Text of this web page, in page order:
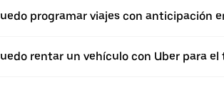
programar viajes con anticipación
rentar un vehículo con Uber para